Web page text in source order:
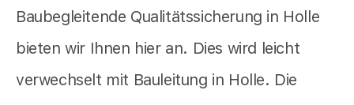
Baubegleitende Qualitätssicherung in Holle
bieten wir Ihnen hier an. Dies wird leicht
verwechselt mit Bauleitung in Holle. Die